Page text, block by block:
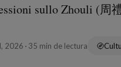
sullo Zhouli (周
2026 35 min de lectura